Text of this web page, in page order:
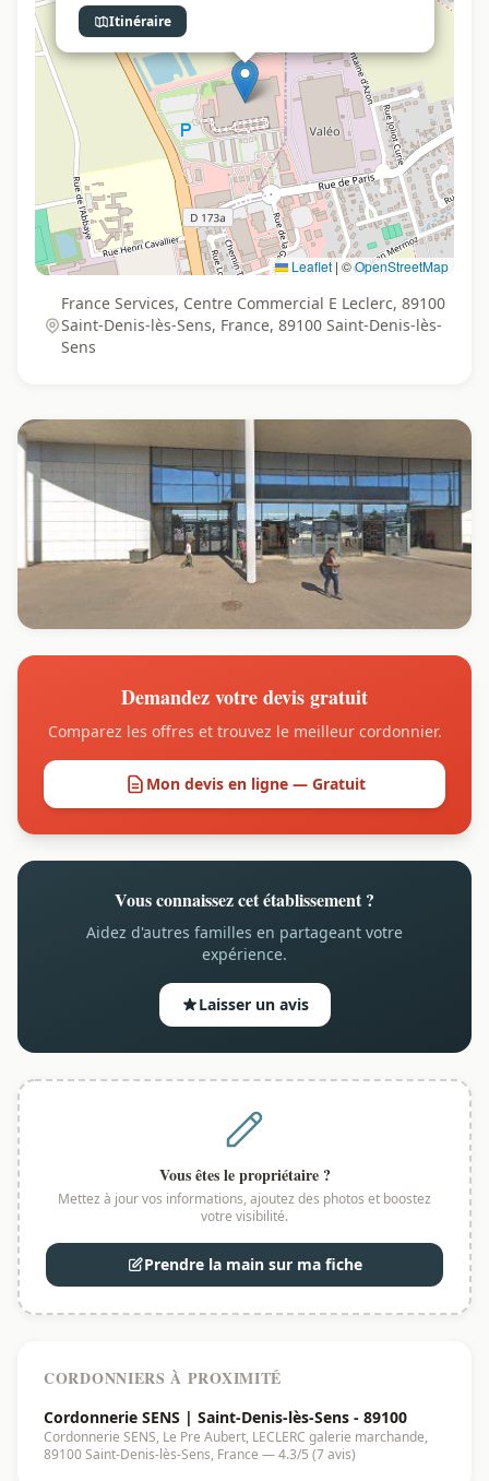
Itinéraire
Leaflet | ©OpenStreetMap
France Services, Centre Commercial E Leclerc, 89100
Saint-Denis-lès-Sens, France, 89100 Saint-Denis-lès-
Sens
Demandez votre devis gratuit
Comparez les offres et trouvez le meilleur cordonnier.
Mon devis en ligne — Gratuit
Vous connaissez cet établissement ?
Aidez d'autres familles en partageant votre
expérience.
Laisser un avis
Vous êtes le propriétaire ?
Mettez à jour vos informations, ajoutez des photos et boostez
votre visibilité.
Prendre la main sur ma fiche
CORDONNIERS À PROXIMITÉ
Cordonnerie SENS | Saint-Denis-lès-Sens - 89100
Cordonnerie SENS, Le Pre Aubert, LECLERC galerie marchande,
89100 Saint-Denis-lès-Sens, France — 4.3/5 (7 avis)